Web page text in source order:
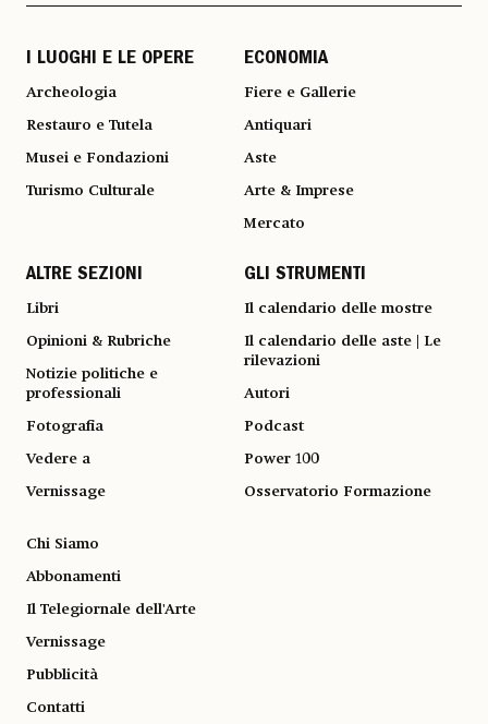
I LUOGHI E LE OPERE
Archeologia
Restauro e Tutela
Musei e Fondazioni
Turismo Culturale
ECONOMIA
Fiere e Gallerie
Antiquari
Aste
Arte & Imprese
Mercato
ALTRE SEZIONI
Libri
Opinioni & Rubriche
Notizie politiche e
professionali
Fotografia
Vedere a
Vernissage
GLI STRUMENTI
Il calendario delle mostre
Il calendario delle aste | Le
rilevazioni
Autori
Podcast
Power 100
Osservatorio Formazione
Chi Siamo
Abbonamenti
Il Telegiornale dell'Arte
Vernissage
Pubblicità
Contatti